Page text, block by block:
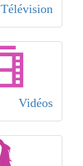
Télévision
Vidéos